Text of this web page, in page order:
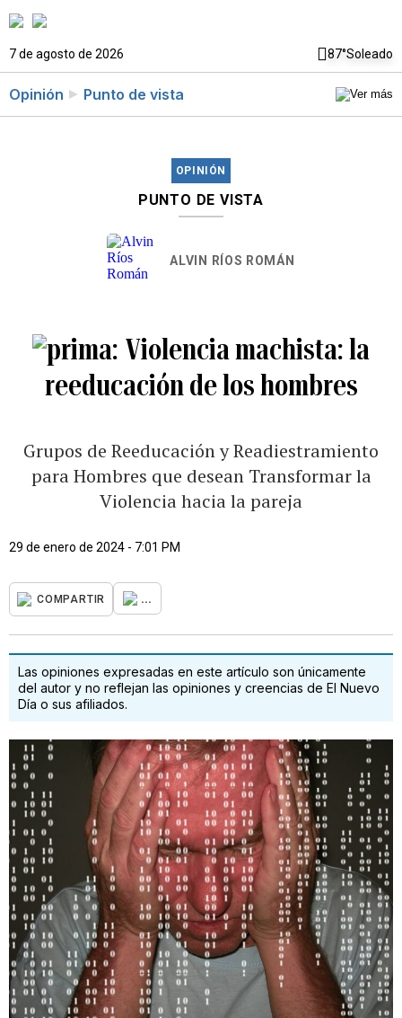
7 de agosto de 2026 87°Soleado
Opinión Punto de vista
OPINIÓN
PUNTO DE VISTA
ALVIN RÍOS ROMÁN
Violencia machista: la
reeducación de los hombres
Grupos de Reeducación y Readiestramiento
para Hombres que desean Transformar la
Violencia hacia la pareja
29 de enero de 2024 - 7:01 PM
COMPARTIR ...
Las opiniones expresadas en este artículo son únicamente
del autor y no reflejan las opiniones y creencias de El Nuevo
Día o sus afiliados.